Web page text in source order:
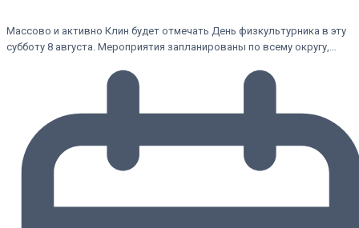
Массово и активно Клин будет отмечать День физкультурника в эту
субботу 8 августа. Мероприятия запланированы по всему округу,…